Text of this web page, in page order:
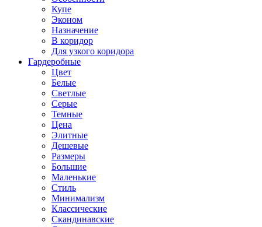
Купе
Эконом
Назначение
В коридор
Для узкого коридора
Гардеробные
Цвет
Белые
Светлые
Серые
Темные
Цена
Элитные
Дешевые
Размеры
Большие
Маленькие
Стиль
Минимализм
Классические
Скандинавские